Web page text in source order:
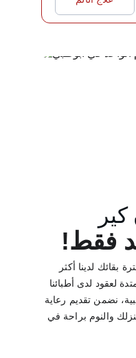
بقائك لدينا أكثر
لعقود لدى أطبائنا
نضمن تقديم رعاية
والنوم براحة في
فقط!